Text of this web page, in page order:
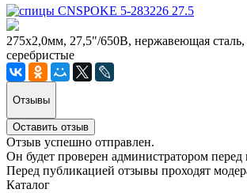
275х2,0мм, 27,5"/650B, нержавеющая сталь,
серебристые
Отзывы
Оставить отзыв
Отзыв успешно отправлен.
Он будет проверен администратором перед
Перед публикацией отзывы проходят
Каталог